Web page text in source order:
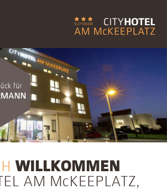
WILLKOMMEN
AM McKEEPLATZ,